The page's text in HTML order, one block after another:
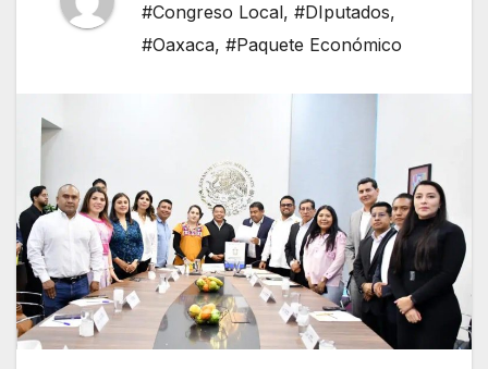
#Congreso Local, #DIputados,
#Oaxaca, #Paquete Económico